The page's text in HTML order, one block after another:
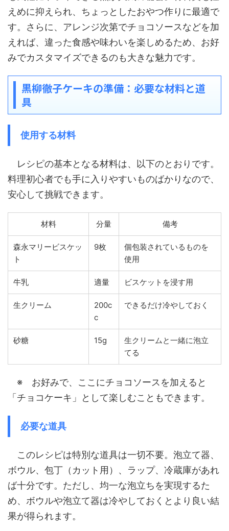
えめに抑えられ、ちょっとしたおやつ作りに最適で
す。さらに、アレンジ次第でチョコソースなどを加
えれば、違った食感や味わいを楽しめるため、お好
みでカスタマイズできるのも大きな魅力です。
黒柳徹子ケーキの準備：必要な材料と道
具
使用する材料
レシピの基本となる材料は、以下のとおりです。
料理初心者でも手に入りやすいものばかりなので、
安心して挑戦できます。
材料 分量 備考
森永マリービスケッ
ト
9枚
個包装されているものを
使用
牛乳 適量 ビスケットを浸す用
生クリーム
200c
c
できるだけ冷やしておく
砂糖 15g
生クリームと一緒に泡立
てる
※ お好みで、ここにチョコソースを加えると
「チョコケーキ」として楽しむこともできます。
必要な道具
このレシピは特別な道具は一切不要。泡立て器、
ボウル、包丁（カット用）、ラップ、冷蔵庫があれ
ば十分です。ただし、均一な泡立ちを実現するた
め、ボウルや泡立て器は冷やしておくとより良い結
果が得られます。